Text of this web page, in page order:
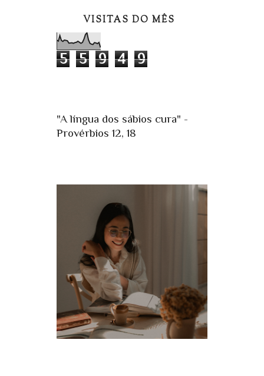
VISITAS DO MÊS
5 5 9 4 9
"A língua dos sábios cura" -
Provérbios 12, 18